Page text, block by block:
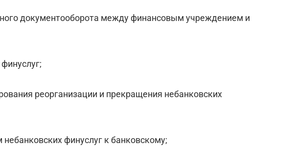
документооборота между финансовым учреждением и
реорганизации и прекращения небанковских
финуслуг к банковскому;